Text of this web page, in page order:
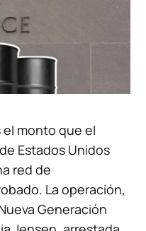
monto que el
Estados Unidos
red de
La operación,
Generación